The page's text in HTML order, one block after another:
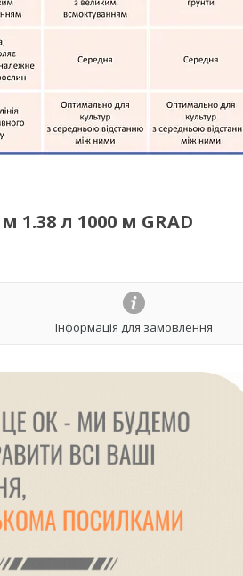
л 1000 м GRAD
Інформація для замовлення